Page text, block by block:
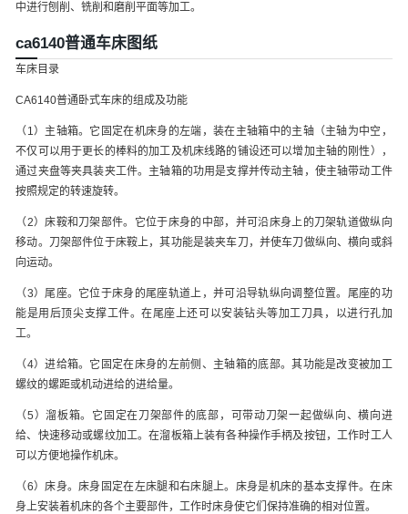
中进行刨削、铣削和磨削平面等加工。
ca6140普通车床图纸
车床目录
CA6140普通卧式车床的组成及功能
（1）主轴箱。它固定在机床身的左端，装在主轴箱中的主轴（主轴为中空，
不仅可以用于更长的棒料的加工及机床线路的铺设还可以增加主轴的刚性），
通过夹盘等夹具装夹工件。主轴箱的功用是支撑并传动主轴，使主轴带动工件
按照规定的转速旋转。
（2）床鞍和刀架部件。它位于床身的中部，并可沿床身上的刀架轨道做纵向
移动。刀架部件位于床鞍上，其功能是装夹车刀，并使车刀做纵向、横向或斜
向运动。
（3）尾座。它位于床身的尾座轨道上，并可沿导轨纵向调整位置。尾座的功
能是用后顶尖支撑工件。在尾座上还可以安装钻头等加工刀具，以进行孔加
工。
（4）进给箱。它固定在床身的左前侧、主轴箱的底部。其功能是改变被加工
螺纹的螺距或机动进给的进给量。
（5）溜板箱。它固定在刀架部件的底部，可带动刀架一起做纵向、横向进
给、快速移动或螺纹加工。在溜板箱上装有各种操作手柄及按钮，工作时工人
可以方便地操作机床。
（6）床身。床身固定在左床腿和右床腿上。床身是机床的基本支撑件。在床
身上安装着机床的各个主要部件，工作时床身使它们保持准确的相对位置。